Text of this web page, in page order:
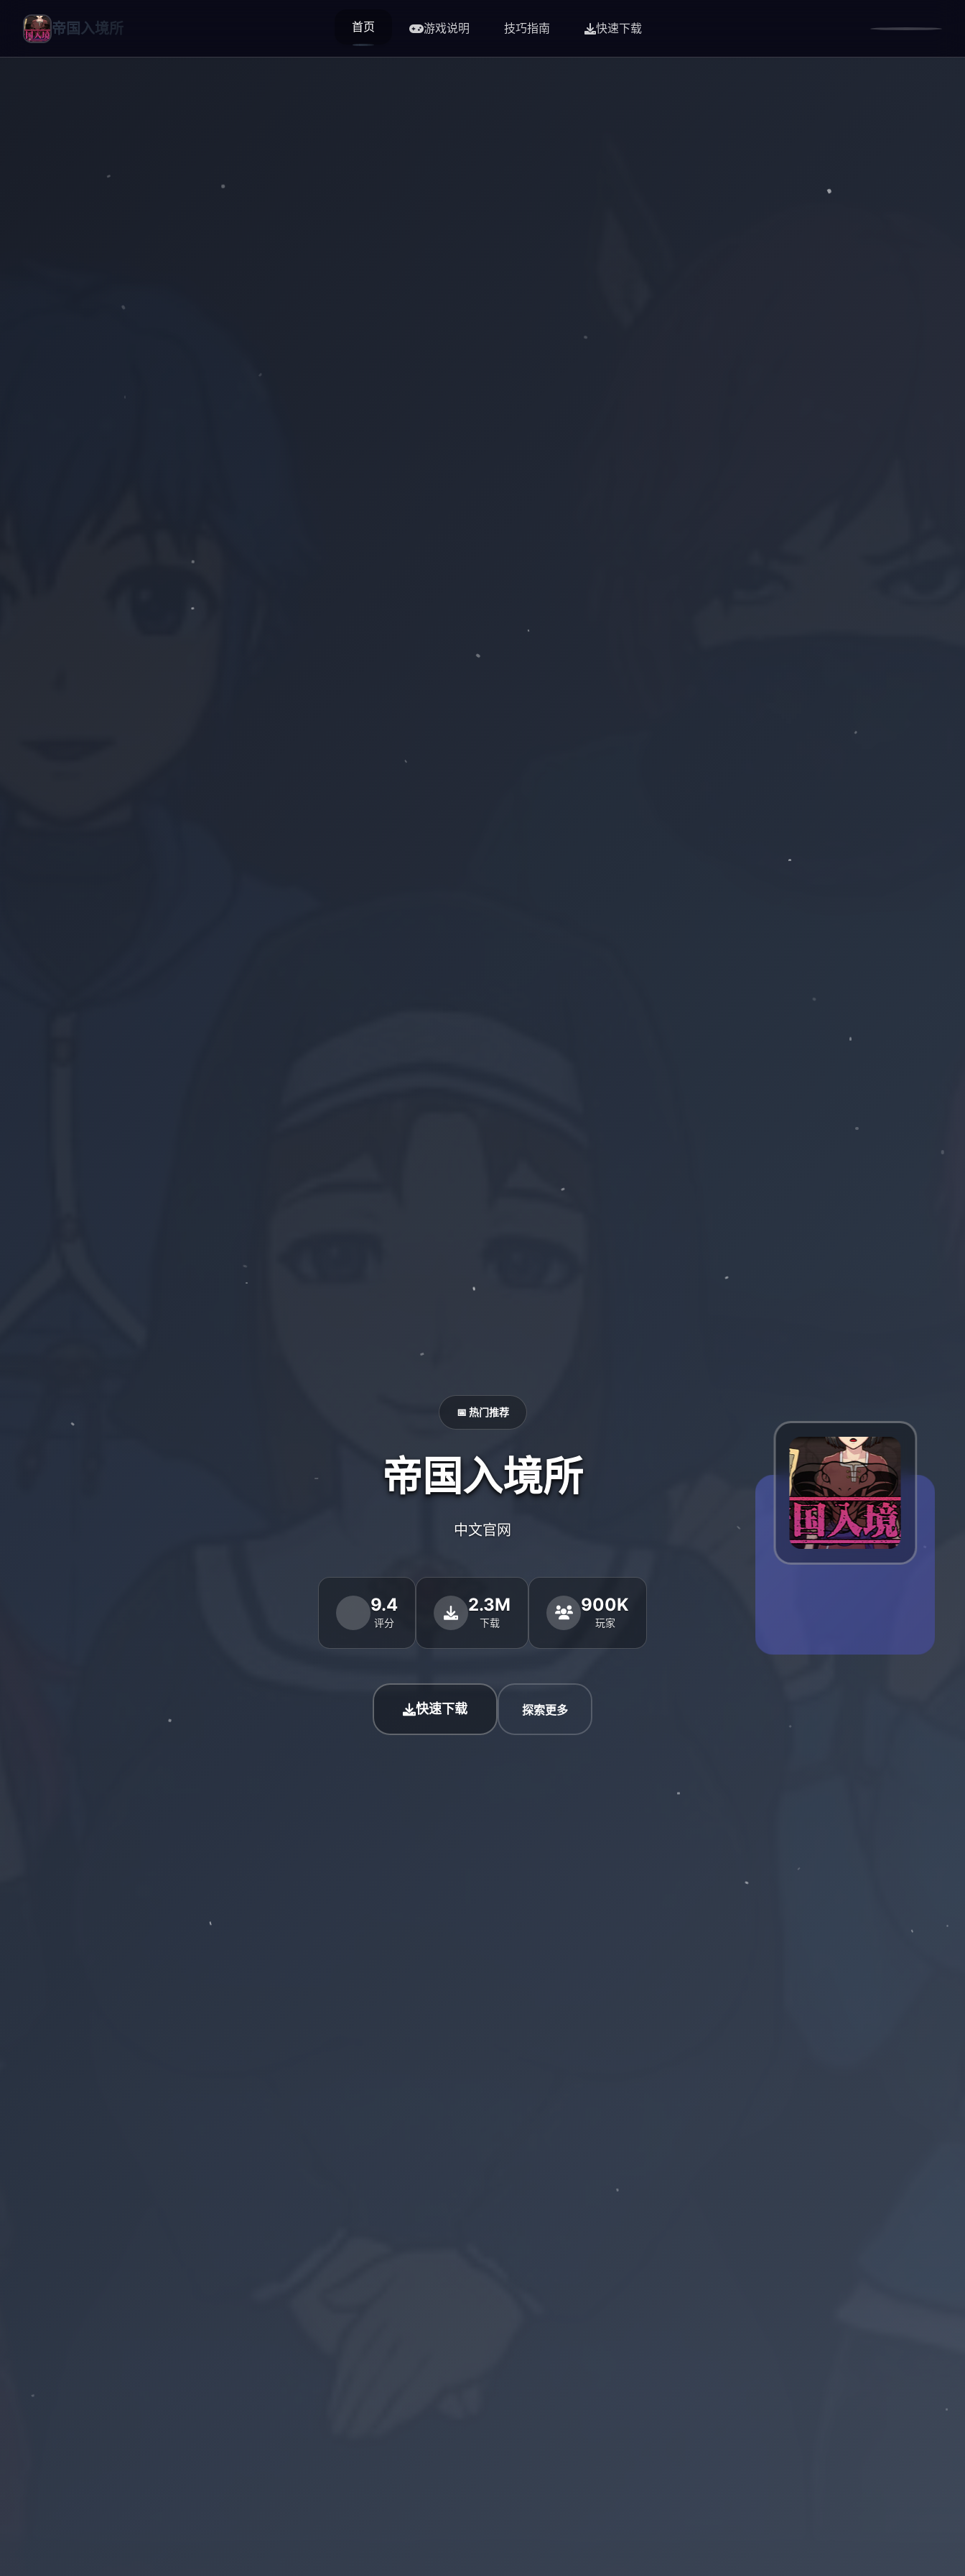
帝国入境所 首页 游戏说明 技巧指南 快速下载
📅 热门推荐
帝国入境所
中文官网
9.4
评分
2.3M
下载
900K
玩家
快速下载 探索更多